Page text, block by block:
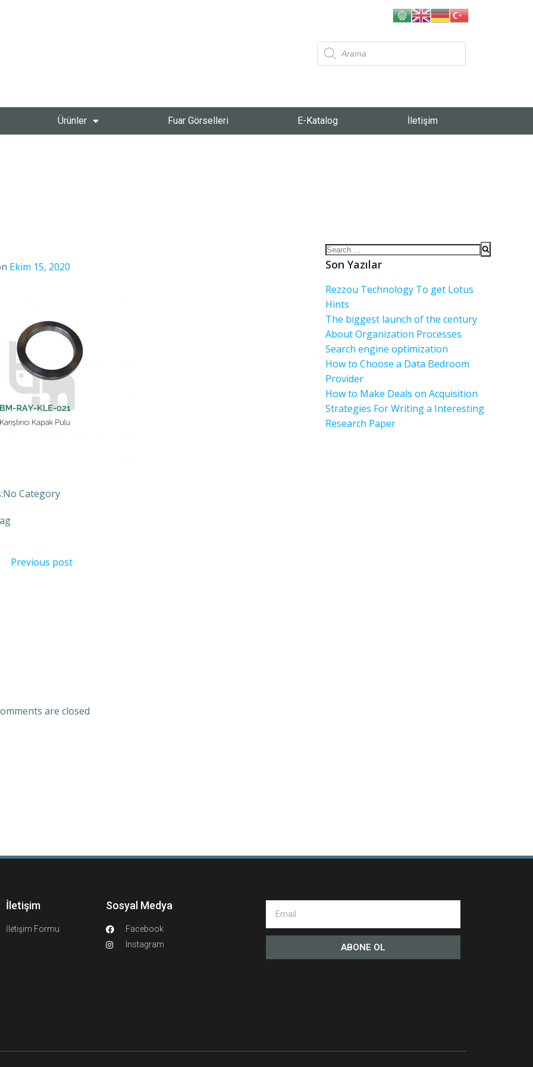
Ürünler Fuar Görselleri E-Katalog İletişim
Ekim 15, 2020
No Category
Previous post
are closed
Son Yazılar
Rezzou Technology To get Lotus
Hints
The biggest launch of the century
About Organization Processes
Search engine optimization
How to Choose a Data Bedroom
Provider
How to Make Deals on Acquisition
Strategies For Writing a Interesting
Research Paper
İletişim
İletişim Formu
Sosyal Medya
Facebook
Instagram
ABONE OL